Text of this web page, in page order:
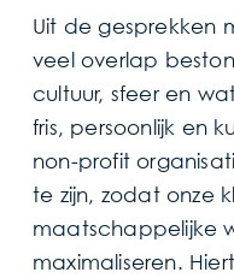
Uit de gesprekken
veel overlap
cultuur, sfeer en
fris, persoonlijk en
non-profit
te zijn, zodat onze
maatschappelijke
maximaliseren.